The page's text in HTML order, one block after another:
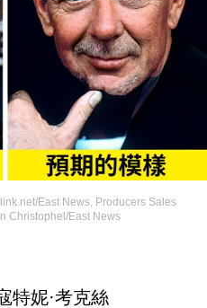
East News, Producers Sales
Christophel/East News
特妮·考克絲